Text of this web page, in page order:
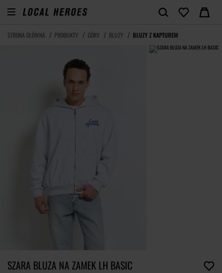
STRONA GŁÓWNA PRODUKTY GÓRY BLUZY BLUZY Z KAPTUREM
SZARA BLUZA NA ZAMEK LH BASIC